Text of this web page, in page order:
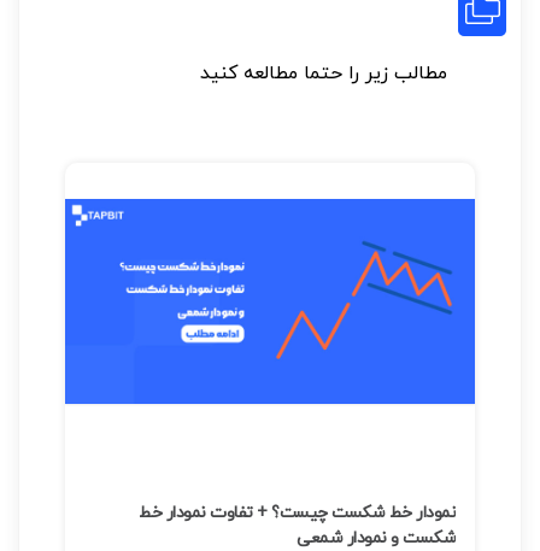
مطالب زیر را حتما مطالعه کنید
نمودار خط شکست چیست؟ + تفاوت نمودار خط
شکست و نمودار شمعی